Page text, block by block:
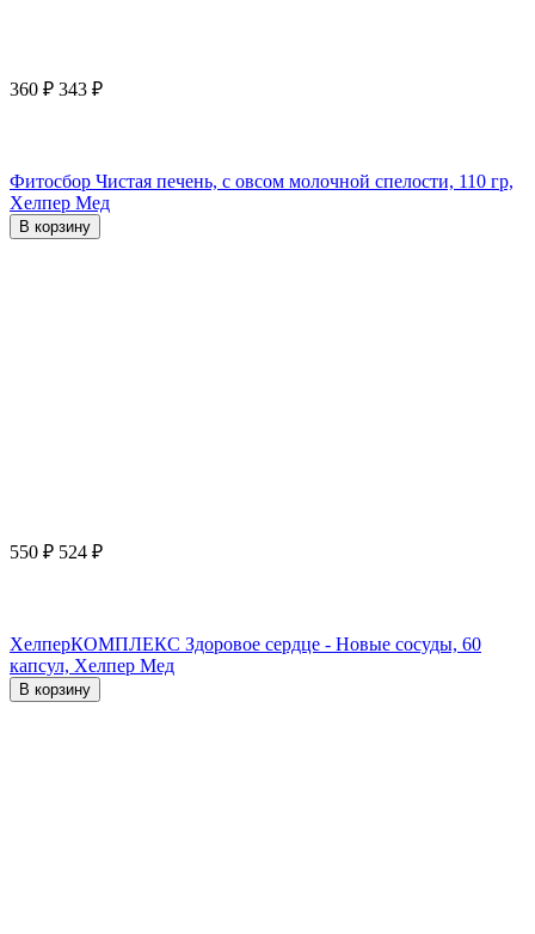
360 ₽ 343 ₽
Фитосбор Чистая печень, с овсом молочной спелости, 110 гр,
Хелпер Мед
В корзину
550 ₽ 524 ₽
ХелперКОМПЛЕКС Здоровое сердце - Новые сосуды, 60
капсул, Хелпер Мед
В корзину